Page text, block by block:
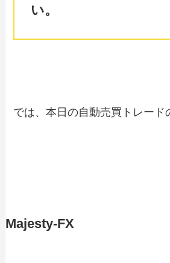
い。
では、本日の自動売買トレード
Majesty-FX